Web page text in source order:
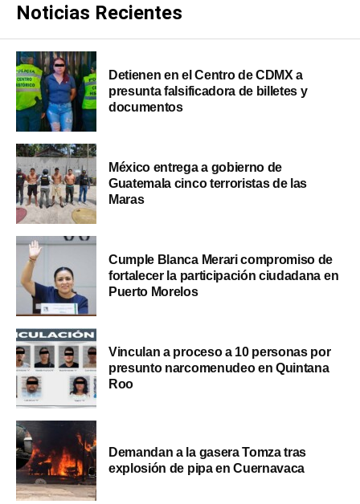
Noticias Recientes
Detienen en el Centro de CDMX a
presunta falsificadora de billetes y
documentos
México entrega a gobierno de
Guatemala cinco terroristas de las
Maras
Cumple Blanca Merari compromiso de
fortalecer la participación ciudadana en
Puerto Morelos
Vinculan a proceso a 10 personas por
presunto narcomenudeo en Quintana
Roo
Demandan a la gasera Tomza tras
explosión de pipa en Cuernavaca